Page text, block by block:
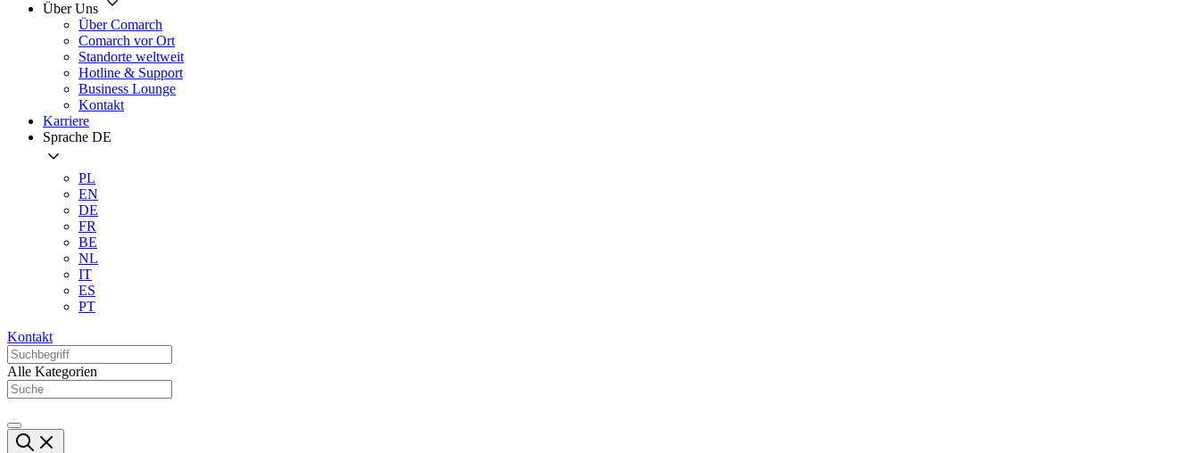
Über Uns
Über Comarch
Comarch vor Ort
Standorte weltweit
Hotline & Support
Business Lounge
Kontakt
Karriere
Sprache DE
PL
EN
DE
FR
BE
NL
IT
ES
PT
Kontakt
Alle Kategorien